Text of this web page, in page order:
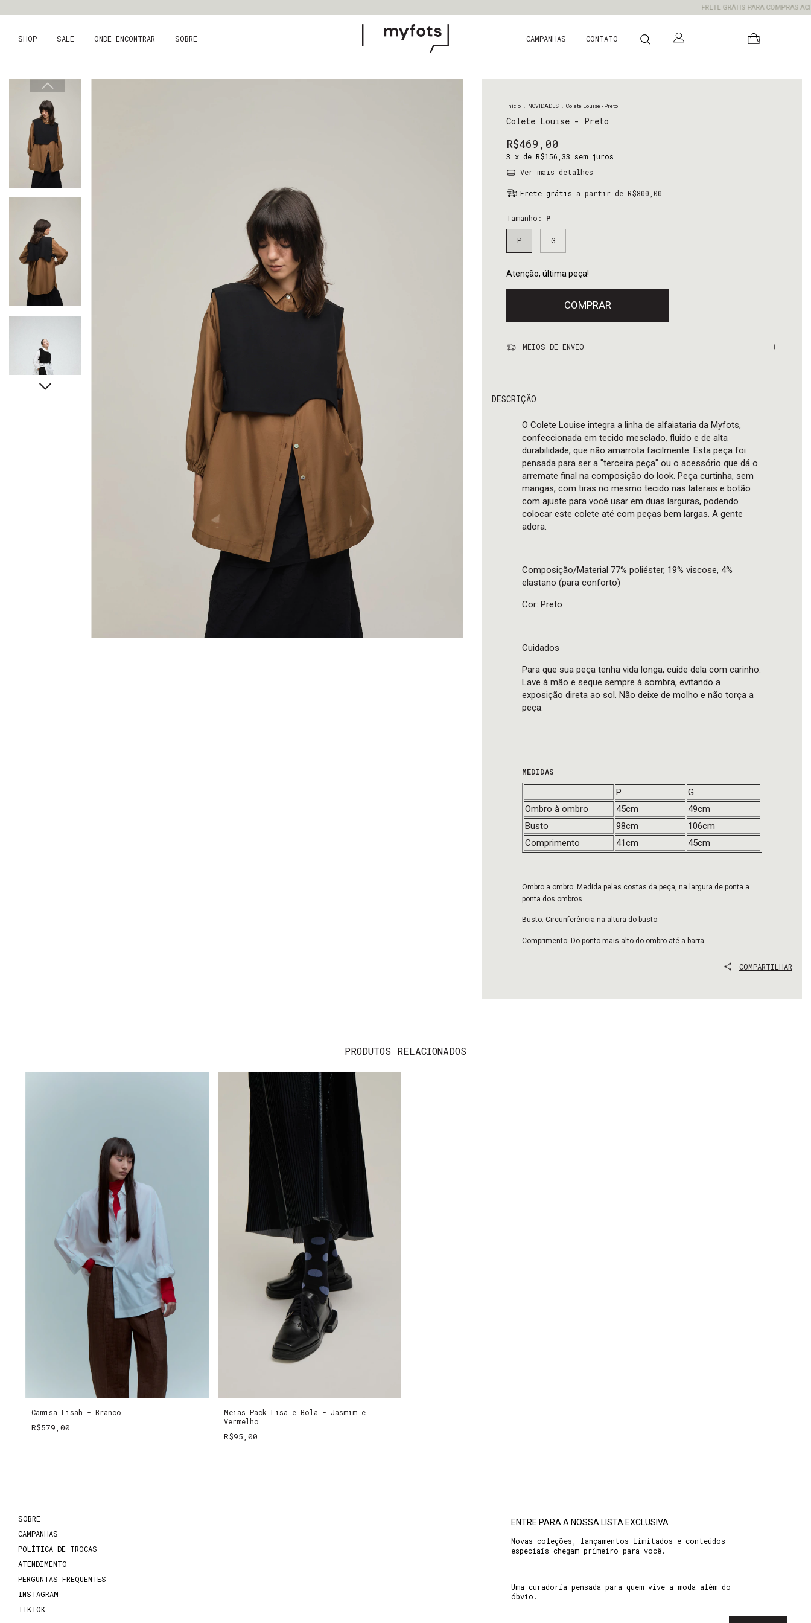
FRETE GRÁTIS PARA COMPRAS ACIMA
SHOP SALE ONDE ENCONTRAR SOBRE CAMPANHAS CONTATO 0
Início . NOVIDADES . Colete Louise - Preto
Colete Louise - Preto
R$469,00
3 x de R$156,33 sem juros
Ver mais detalhes
Frete grátis a partir de R$800,00
Tamanho: P
P G
Atenção, última peça!
MEIOS DE ENVIO
DESCRIÇÃO
O Colete Louise integra a linha de alfaiataria da Myfots,
confeccionada em tecido mesclado, fluido e de alta
durabilidade, que não amarrota facilmente. Esta peça foi
pensada para ser a "terceira peça" ou o acessório que dá o
arremate final na composição do look. Peça curtinha, sem
mangas, com tiras no mesmo tecido nas laterais e botão
com ajuste para você usar em duas larguras, podendo
colocar este colete até com peças bem largas. A gente
adora.
Composição/Material 77% poliéster, 19% viscose, 4%
elastano (para conforto)
Cor: Preto
Cuidados
Para que sua peça tenha vida longa, cuide dela com carinho.
Lave à mão e seque sempre à sombra, evitando a
exposição direta ao sol. Não deixe de molho e não torça a
peça.
MEDIDAS
P
G
Ombro à ombro
45cm
49cm
Busto
98cm
106cm
Comprimento
41cm 45cm
Ombro a ombro: Medida pelas costas da peça, na largura de ponta a
ponta dos ombros.
Busto: Circunferência na altura do busto.
Comprimento: Do ponto mais alto do ombro até a barra.
COMPARTILHAR
PRODUTOS RELACIONADOS
Camisa Lisah - Branco
R$579,00
Meias Pack Lisa e Bola - Jasmim e
Vermelho
R$95,00
SOBRE
CAMPANHAS
POLÍTICA DE TROCAS
ATENDIMENTO
PERGUNTAS FREQUENTES
INSTAGRAM
TIKTOK
ENTRE PARA A NOSSA LISTA EXCLUSIVA
Novas coleções, lançamentos limitados e conteúdos
especiais chegam primeiro para você.